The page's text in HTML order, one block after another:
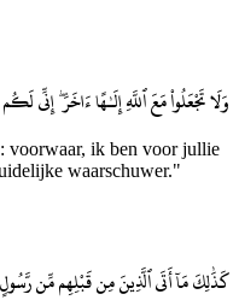
وَلَا تَجْعَلُوا۟ مَعَ ٱللَّهِ إِلَـٰهًا ءَاخَرَ ۖ إِنِّى
voorwaar, ik ben voor jullie
waarschuwer."
كَذَٰلِكَ مَآ أَتَى ٱلَّذِينَ مِن قَبْلِهِم مِّن رَّسُولٍ